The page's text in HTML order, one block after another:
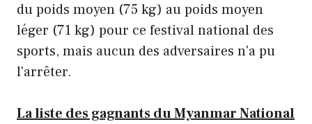
du poids moyen (75 kg) au poids moyen
léger (71 kg) pour ce festival national des
sports, mais aucun des adversaires n'a pu
l'arrêter.
La liste des gagnants du Myanmar National